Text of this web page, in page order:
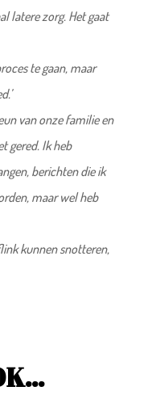
latere zorg. Het gaat
te gaan, maar
van onze familie en
gered. Ik heb
berichten die ik
maar wel heb
kunnen snotteren,